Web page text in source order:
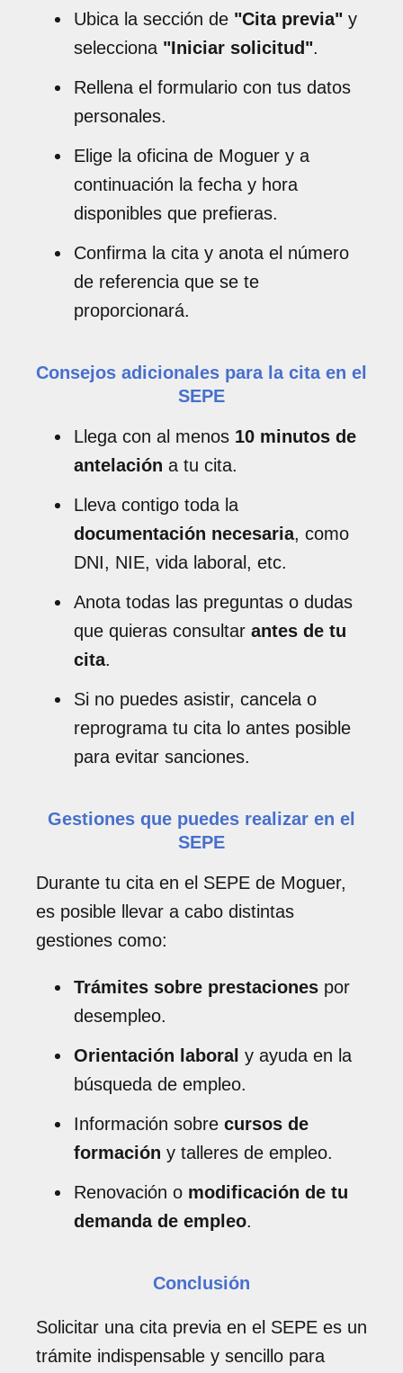
Ubica la sección de "Cita previa" y
selecciona "Iniciar solicitud".
Rellena el formulario con tus datos
personales.
Elige la oficina de Moguer y a
continuación la fecha y hora
disponibles que prefieras.
Confirma la cita y anota el número
de referencia que se te
proporcionará.
Consejos adicionales para la cita en el
SEPE
Llega con al menos 10 minutos de
antelación a tu cita.
Lleva contigo toda la
documentación necesaria, como
DNI, NIE, vida laboral, etc.
Anota todas las preguntas o dudas
que quieras consultar antes de tu
cita.
Si no puedes asistir, cancela o
reprograma tu cita lo antes posible
para evitar sanciones.
Gestiones que puedes realizar en el
SEPE
Durante tu cita en el SEPE de Moguer,
es posible llevar a cabo distintas
gestiones como:
Trámites sobre prestaciones por
desempleo.
Orientación laboral y ayuda en la
búsqueda de empleo.
Información sobre cursos de
formación y talleres de empleo.
Renovación o modificación de tu
demanda de empleo.
Conclusión
Solicitar una cita previa en el SEPE es un
trámite indispensable y sencillo para